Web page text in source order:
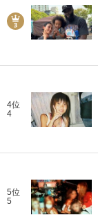
4位
4
5位
5